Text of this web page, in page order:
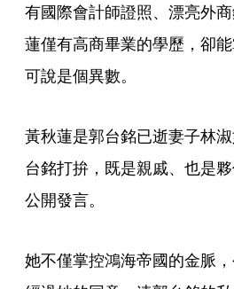
有國際會計師證照、漂亮外
蓮僅有高商畢業的學歷，卻
可說是個異數。
黃秋蓮是郭台銘已逝妻子林
台銘打拚，既是親戚、也是
公開發言。
她不僅掌控鴻海帝國的金脈